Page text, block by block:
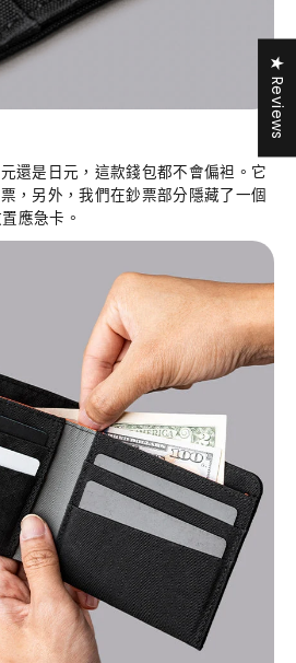
還是日元，這款錢包都不會偏袒。它
，另外，我們在鈔票部分隱藏了一個
應急卡。
★ Reviews